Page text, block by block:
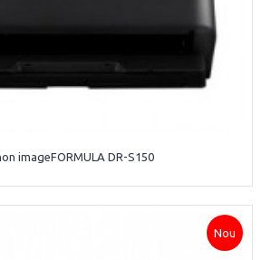
imageFORMULA DR-S150
Nou